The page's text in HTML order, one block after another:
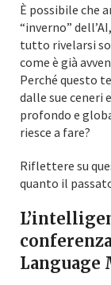
È possibile che
“inverno”
tutto rivelarsi
come è già
Perché questo
dalle sue ceneri
profondo e
riesce a fare?
Riflettere su
quanto il
Language